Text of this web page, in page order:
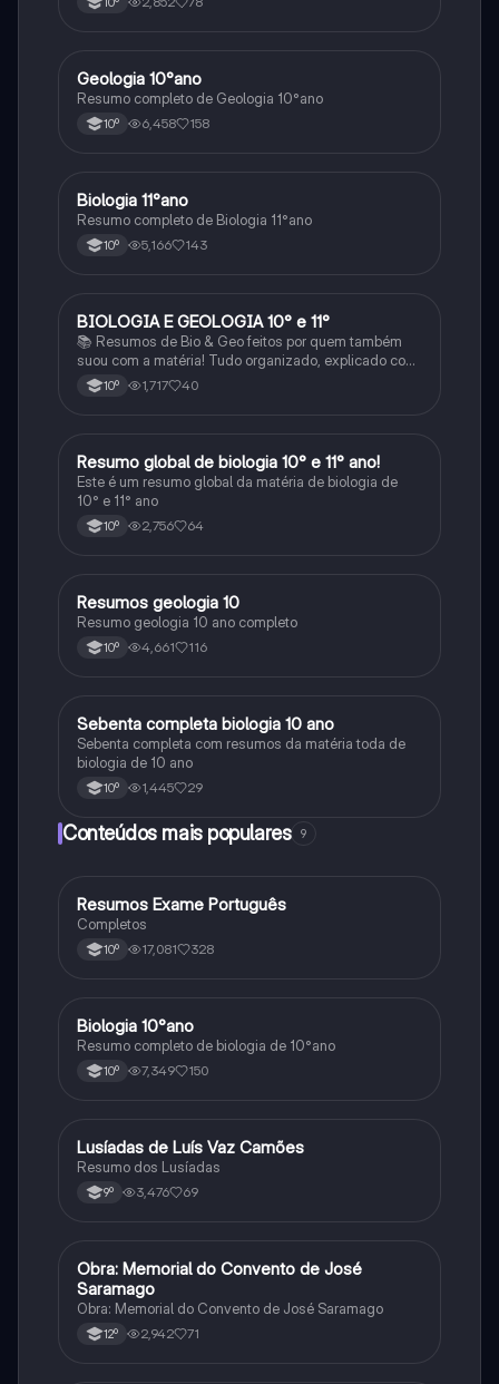
Biologia
Geologia 10°ano
Resumo completo de Geologia 10°ano
10º 6,458 158
Biologia
Biologia 11°ano
Resumo completo de Biologia 11°ano
10º 5,166 143
Biologia
BIOLOGIA E GEOLOGIA 10° e 11°
📚 Resumos de Bio & Geo feitos por quem também
suou com a matéria! Tudo organizado, explicado com
clareza e cheio de esquemas que ajudam mesmo a
perceber. Para estudar sem stress e com mais
10º 1,717 40
Biologia
Resumo global de biologia 10° e 11° ano!
Este é um resumo global da matéria de biologia de
10° e 11° ano
10º 2,756 64
Biologia
Resumos geologia 10
Resumo geologia 10 ano completo
10º 4,661 116
Biologia
Sebenta completa biologia 10 ano
Sebenta completa com resumos da matéria toda de
biologia de 10 ano
10º 1,445 29
Conteúdos mais populares 9
Português
Resumos Exame Português
Completos
10º 17,081 328
Biologia
Biologia 10°ano
Resumo completo de biologia de 10°ano
10º 7,349 150
Português
Lusíadas de Luís Vaz Camões
Resumo dos Lusíadas
9º 3,476 69
Português
Obra: Memorial do Convento de José
Saramago
Obra: Memorial do Convento de José Saramago
12º 2,942 71